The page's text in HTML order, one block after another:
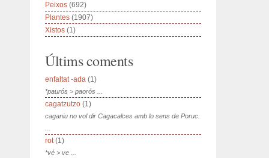
Peixos (692)
Plantes (1907)
Xistos (1)
Últims coments
enfaltat -ada (1)
*paurós > paorós ...
cagatzutzo (1)
caganiu no vol dir Cagacalces amb lo sens de Poruc.
rot(1)
*vé > ve ...